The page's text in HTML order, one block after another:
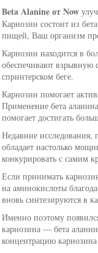
Beta Alanine от Now
Карнозин состоит из
пищей, Ваш организм
Карнозин находится в
обеспечивают взрывную
спринтерском беге.
Карнозин помогает
Применение бета
помогает достигать
Недавние
обладает настолько
конкурировать с самим
Если принимать
на аминокислоты
вновь синтезируются в
Именно поэтому
карнозина — бета
концентрацию